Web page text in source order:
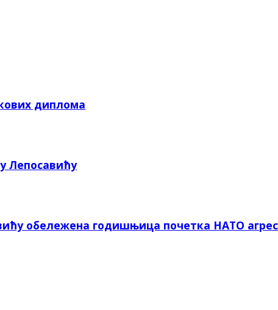
диплома
Лепосавићу
обележена годишњица почетка НАТО